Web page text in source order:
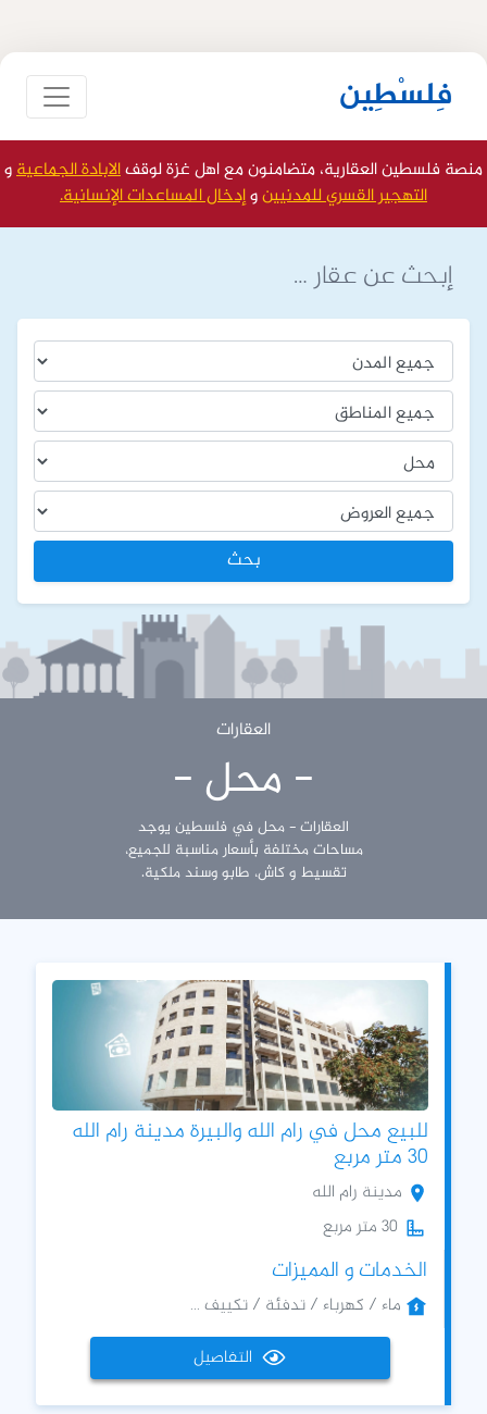
فِلسْطِين
منصة فلسطين العقارية، متضامنون مع اهل غزة لوقفالابادة الجماعيةو
التهجير القسري للمدنيينوإدخال المساعدات الإنسانية.
إبحث عن عقار …
بحث
العقارات
- محل -
العقارات - محل في فلسطين يوجد
مساحات مختلفة بأسعار مناسبة للجميع،
تقسيط و كاش، طابو وسند ملكية.
للبيع محل في رام الله والبيرة مدينة رام الله
30 متر مربع
مدينة رام الله
30 متر مربع
الخدمات و المميزات
ماء / كهرباء / تدفئة / تكييف ...
التفاصيل